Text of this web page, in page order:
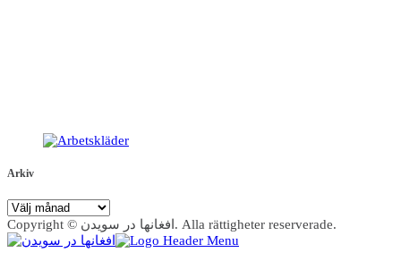
Arkiv
Arkiv
Copyright © افغانها در سویدن. Alla rättigheter reserverade.